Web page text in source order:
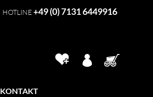
HOTLINE+49 (0) 7131 6449916
KONTAKT